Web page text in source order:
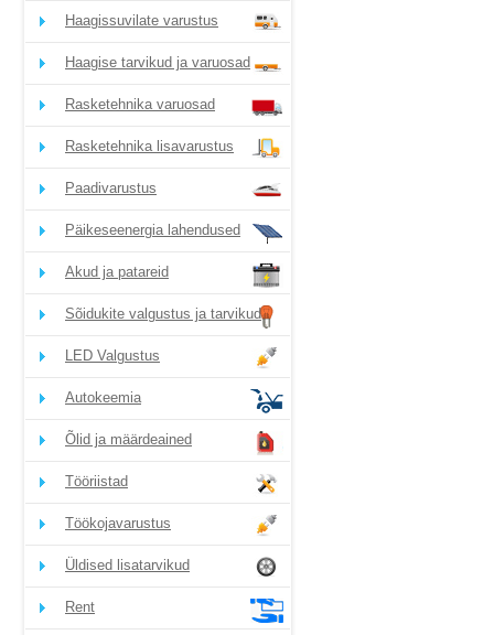
Haagissuvilate varustus
Haagise tarvikud ja varuosad
Rasketehnika varuosad
Rasketehnika lisavarustus
Paadivarustus
Päikeseenergia lahendused
Akud ja patareid
Sõidukite valgustus ja tarvikud
LED Valgustus
Autokeemia
Õlid ja määrdeained
Tööriistad
Töökojavarustus
Üldised lisatarvikud
Rent